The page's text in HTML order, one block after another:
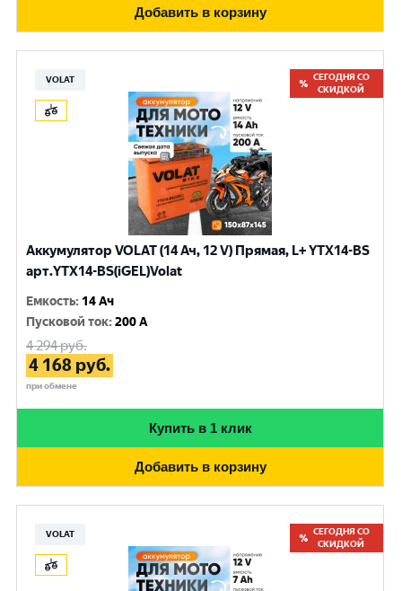
Добавить в корзину
VOLAT
СЕГОДНЯ СО
СКИДКОЙ
Аккумулятор VOLAT (14 Ач, 12 V) Прямая, L+ YTX14-BS
арт.YTX14-BS(iGEL)Volat
Емкость: 14 Ач
Пусковой ток:200 A
4 294руб.
4 168 руб.
при обмене
Купить в 1 клик
Добавить в корзину
VOLAT
СЕГОДНЯ СО
СКИДКОЙ